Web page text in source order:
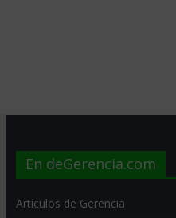
En deGerencia.com
Artículos de Gerencia